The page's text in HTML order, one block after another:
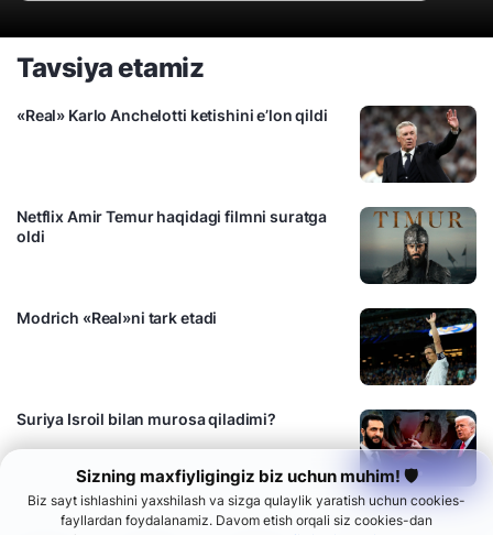
Sizning maxfiyligingiz biz uchun muhim! 🛡
Biz sayt ishlashini yaxshilash va sizga qulaylik yaratish uchun cookies-
fayllardan foydalanamiz. Davom etish orqali siz cookies-dan
Tavsiya etamiz
«Real» Karlo Anchelotti ketishini e’lon qildi
Netflix Amir Temur haqidagi filmni suratga
oldi
Modrich «Real»ni tark etadi
Suriya Isroil bilan murosa qiladimi?